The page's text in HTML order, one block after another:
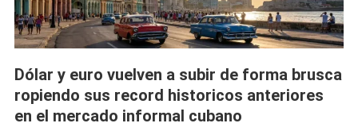
Cubana»
Dólar y euro vuelven a subir de forma brusca
ropiendo sus record historicos anteriores
en el mercado informal cubano